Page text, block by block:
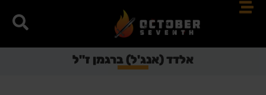
אלדד (אנג'ל) ברגמן ז"ל